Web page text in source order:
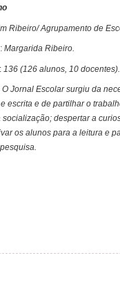
Ribeiro/ Agrupamento de
Margarida Ribeiro.
136 (126 alunos, 10 docentes).
O Jornal Escolar surgiu da
escrita e de partilhar o
despertar a
os alunos para a leitura e